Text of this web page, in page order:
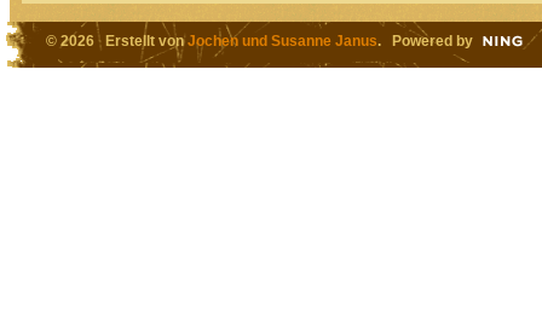
© 2026 Erstellt vonJochen und Susanne Janus. Powered by